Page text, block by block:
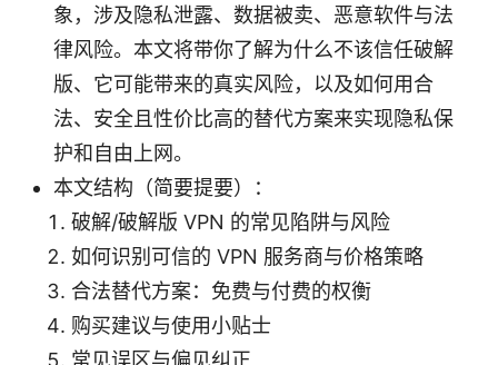
象，涉及隐私泄露、数据被卖、恶意软件与法
律风险。本文将带你了解为什么不该信任破解
版、它可能带来的真实风险，以及如何用合
法、安全且性价比高的替代方案来实现隐私保
护和自由上网。
本文结构（简要提要）：
破解/破解版 VPN 的常见陷阱与风险
如何识别可信的 VPN 服务商与价格策略
合法替代方案：免费与付费的权衡
购买建议与使用小贴士